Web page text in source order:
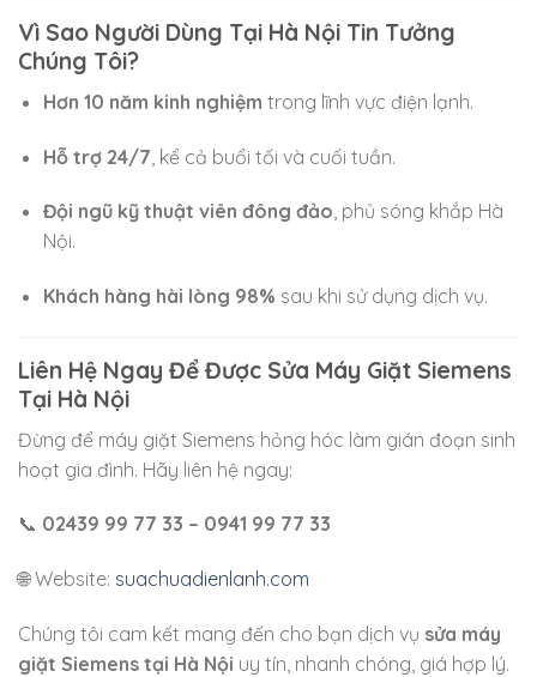
Vì Sao Người Dùng Tại Hà Nội Tin Tưởng
Chúng Tôi?
Hơn 10 năm kinh nghiệm trong lĩnh vực điện lạnh.
Hỗ trợ 24/7 , kể cả buổi tối và cuối tuần.
Đội ngũ kỹ thuật viên đông đảo, phủ sóng khắp Hà
Nội.
Khách hàng hài lòng 98% sau khi sử dụng dịch vụ.
Liên Hệ Ngay Để Được Sửa Máy Giặt Siemens
Tại Hà Nội
Đừng để máy giặt Siemens hỏng hóc làm gián đoạn sinh
hoạt gia đình. Hãy liên hệ ngay:
📞 02439 99 77 33 – 0941 99 77 33
🌐 Website: suachuadienlanh.com
Chúng tôi cam kết mang đến cho bạn dịch vụ sửa máy
giặt Siemens tại Hà Nội uy tín, nhanh chóng, giá hợp lý.